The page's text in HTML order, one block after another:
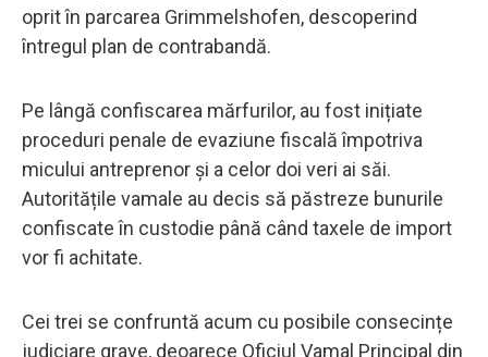
oprit în parcarea Grimmelshofen, descoperind
întregul plan de contrabandă.
Pe lângă confiscarea mărfurilor, au fost inițiate
proceduri penale de evaziune fiscală împotriva
micului antreprenor și a celor doi veri ai săi.
Autoritățile vamale au decis să păstreze bunurile
confiscate în custodie până când taxele de import
vor fi achitate.
Cei trei se confruntă acum cu posibile consecințe
judiciare grave, deoarece Oficiul Vamal Principal din